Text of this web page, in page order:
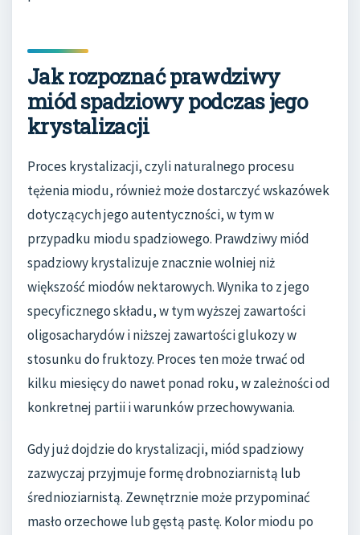
Jak rozpoznać prawdziwy
miód spadziowy podczas jego
krystalizacji
Proces krystalizacji, czyli naturalnego procesu
tężenia miodu, również może dostarczyć wskazówek
dotyczących jego autentyczności, w tym w
przypadku miodu spadziowego. Prawdziwy miód
spadziowy krystalizuje znacznie wolniej niż
większość miodów nektarowych. Wynika to z jego
specyficznego składu, w tym wyższej zawartości
oligosacharydów i niższej zawartości glukozy w
stosunku do fruktozy. Proces ten może trwać od
kilku miesięcy do nawet ponad roku, w zależności od
konkretnej partii i warunków przechowywania.
Gdy już dojdzie do krystalizacji, miód spadziowy
zazwyczaj przyjmuje formę drobnoziarnistą lub
średnioziarnistą. Zewnętrznie może przypominać
masło orzechowe lub gęstą pastę. Kolor miodu po